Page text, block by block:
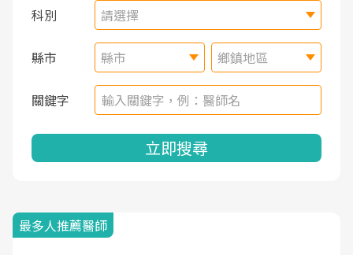
科別 請選擇
縣市 縣市 鄉鎮地區
關鍵字
立即搜尋
最多人推薦醫師